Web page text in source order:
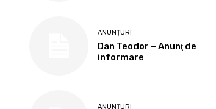
ANUNȚURI
Dan Teodor – Anunţ de
informare
ANUNȚURI